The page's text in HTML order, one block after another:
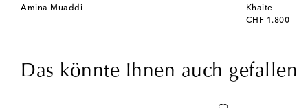
Amina Muaddi
Khaite
CHF 1.800
original price
Das könnte Ihnen auch gefallen